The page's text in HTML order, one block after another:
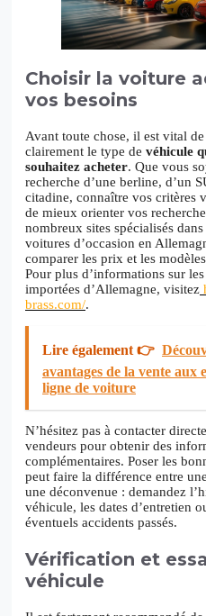
Choisir la voiture
vos besoins
Avant toute chose, il est vital
clairement le type de véhicule
souhaitez acheter. Que vous
recherche d’une berline, d’un
citadine, connaître vos critères
de mieux orienter vos
nombreux sites spécialisés
voitures d’occasion en
comparer les prix et les
Pour plus d’informations sur
importées d’Allemagne, visitez
brass.com/.
Lire également 👉
avantages de la vente aux
ligne de voiture
N’hésitez pas à contacter
vendeurs pour obtenir des
complémentaires. Poser les
peut faire la différence entre
une déconvenue : demandez
véhicule, les dates d’entretien
éventuels accidents passés.
Vérification et
véhicule